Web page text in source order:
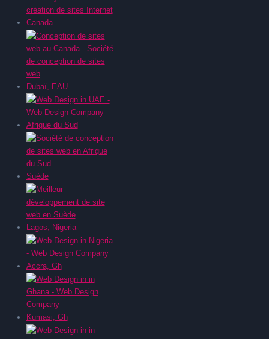
Canada
Dubaï, EAU
Afrique du Sud
Suède
Lagos, Nigeria
Accra, Gh
Kumasi, Gh